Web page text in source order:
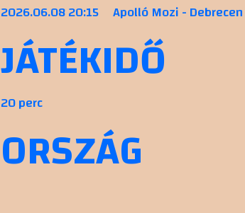
2026.06.08 20:15
Apolló Mozi - Debrecen
JÁTÉKIDŐ
20 perc
ORSZÁG